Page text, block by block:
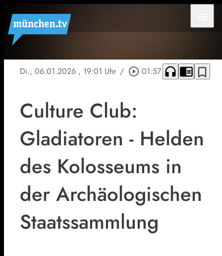
Di., 06.01.2026 , 19:01 Uhr / play_circle_outline 01:57 headphones chrome_reader_mode bookmark_border
Culture Club:
Gladiatoren - Helden
des Kolosseums in
der Archäologischen
Staatssammlung